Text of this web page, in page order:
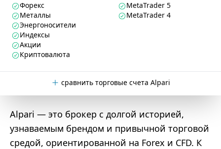
Форекс
Металлы
Энергоносители
Индексы
Акции
Криптовалюта
MetaTrader 5
MetaTrader 4
сравнить торговые счета Alpari
Alpari — это брокер с долгой историей,
узнаваемым брендом и привычной торговой
средой, ориентированной на Forex и CFD. К